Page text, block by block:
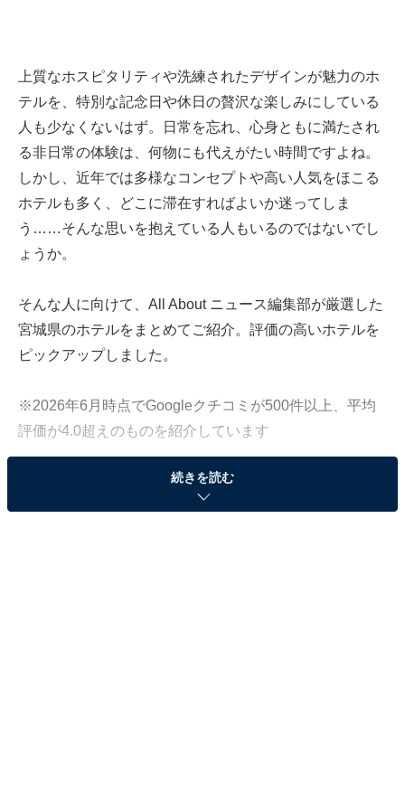
上質なホスピタリティや洗練されたデザインが魅力のホ
テルを、特別な記念日や休日の贅沢な楽しみにしている
人も少なくないはず。日常を忘れ、心身ともに満たされ
る非日常の体験は、何物にも代えがたい時間ですよね。
しかし、近年では多様なコンセプトや高い人気をほこる
ホテルも多く、どこに滞在すればよいか迷ってしま
う……そんな思いを抱えている人もいるのではないでし
ょうか。
そんな人に向けて、All About ニュース編集部が厳選した
宮城県のホテルをまとめてご紹介。評価の高いホテルを
ピックアップしました。
※2026年6月時点でGoogleクチコミが500件以上、平均
評価が4.0超えのものを紹介しています
この記事の執筆者： All About ニュース お買
いもの部
続きを読む